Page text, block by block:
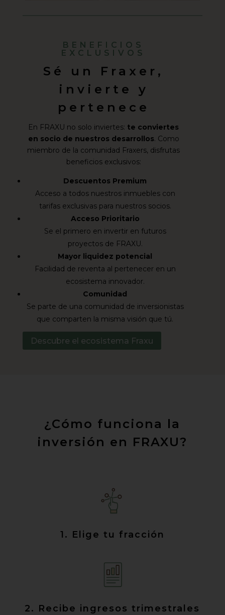
BENEFICIOS
EXCLUSIVOS
Sé un Fraxer,
invierte y
pertenece
En FRAXU no solo inviertes: te conviertes
en socio de nuestros desarrollos. Como
miembro de la comunidad Fraxers, disfrutas
beneficios exclusivos:
Descuentos Premium
Acceso a todos nuestros inmuebles con
tarifas exclusivas para nuestros socios.
Acceso Prioritario
Se el primero en invertir en futuros
proyectos de FRAXU.
Mayor liquidez potencial
Facilidad de reventa al pertenecer en un
ecosistema innovador.
Comunidad
Se parte de una comunidad de inversionistas
que comparten la misma visión que tú.
Descubre el ecosistema Fraxu
¿Cómo funciona la
inversión en FRAXU?
1. Elige tu fracción
2. Recibe ingresos trimestrales